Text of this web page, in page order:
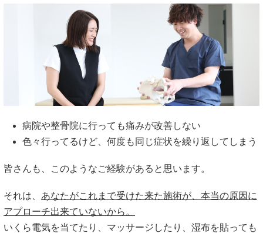
病院や整骨院に行っても痛みが改善しない
色々行ってるけど、何度も同じ症状を繰り返してしまう
皆さんも、このようなご経験があると思います。
それは、 あなたがこれまで受けた来た施術が、本当の原因に
アプローチ出来ていないから。
いくら電気を当てたり、マッサージしたり、湿布を貼っても